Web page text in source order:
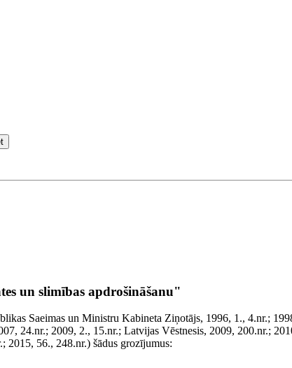
un slimības apdrošināšanu"
Saeimas un Ministru Kabineta Ziņotājs, 1996, 1., 4.nr.;
24.nr.; 2009, 2., 15.nr.; Latvijas Vēstnesis, 2009, 200.nr.;
2015, 56., 248.nr.) šādus grozījumus: